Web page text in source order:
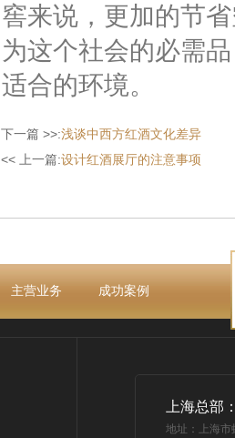
窖来说，更加的节
为这个社会的必需
适合的环境。
下一篇 >>:浅谈中西方红酒文化差异
<< 上一篇:设计红酒展厅的注意事项
主营业务 成功案例
上海总部
地址：上海